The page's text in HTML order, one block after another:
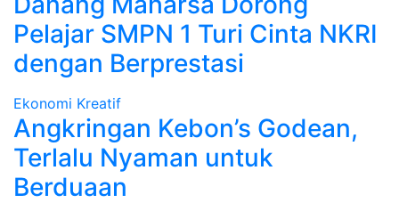
Pelajar SMPN 1 Turi Cinta NKRI
dengan Berprestasi
Ekonomi Kreatif
Angkringan Kebon’s Godean,
Terlalu Nyaman untuk
Berduaan